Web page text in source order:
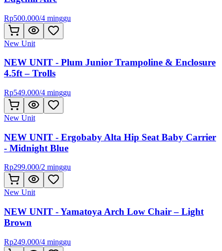
Rp500.000/4 minggu
New Unit
NEW UNIT - Plum Junior Trampoline & Enclosure
4.5ft – Trolls
Rp549.000/4 minggu
New Unit
NEW UNIT - Ergobaby Alta Hip Seat Baby Carrier
- Midnight Blue
Rp299.000/2 minggu
New Unit
NEW UNIT - Yamatoya Arch Low Chair – Light
Brown
Rp249.000/4 minggu